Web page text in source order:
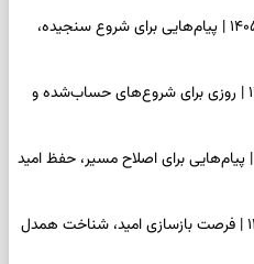
فال فرشتگان امروز شنبه ۱۷ مرداد ۱۴۰۵ | پیام‌هایی برای شروع سنجیده،
فال روزانه امروز شنبه ۱۷ مرداد ۱۴۰۵ | روزی برای شروع‌های حساب‌شده و
فال انبیا امروز شنبه ۱۷ مرداد ۱۴۰۵ | پیام‌هایی برای اصلاح مسیر، حفظ امید
فال حافظ امروز شنبه ۱۷ مرداد ۱۴۰۵ | فرصت بازسازی امید، شناخت همدل